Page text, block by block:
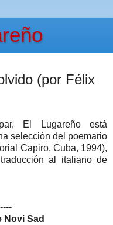
(por Félix
El Lugareño está
selección del poemario
Capiro, Cuba, 1994),
al italiano de
Novi Sad